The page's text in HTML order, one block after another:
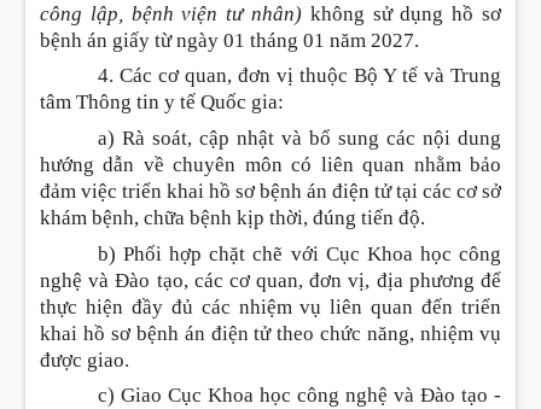
công lập, bệnh viện tư nhân) không sử dụng hồ sơ
bệnh án giấy từ ngày 01 tháng 01 năm 2027.
4. Các cơ quan, đơn vị thuộc Bộ Y tế và Trung
tâm Thông tin y tế Quốc gia:
a) Rà soát, cập nhật và bổ sung các nội dung
hướng dẫn về chuyên môn có liên quan nhằm bảo
đảm việc triển khai hồ sơ bệnh án điện tử tại các cơ sở
khám bệnh, chữa bệnh kịp thời, đúng tiến độ.
b) Phối hợp chặt chẽ với Cục Khoa học công
nghệ và Đào tạo, các cơ quan, đơn vị, địa phương để
thực hiện đầy đủ các nhiệm vụ liên quan đến triển
khai hồ sơ bệnh án điện tử theo chức năng, nhiệm vụ
được giao.
c) Giao Cục Khoa học công nghệ và Đào tạo -